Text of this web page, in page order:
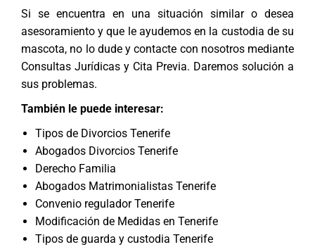
Si se encuentra en una situación similar o desea
asesoramiento y que le ayudemos en la custodia de su
mascota, no lo dude y contacte con nosotros mediante
Consultas Jurídicas y Cita Previa. Daremos solución a
sus problemas.
También le puede interesar:
Tipos de Divorcios Tenerife
Abogados Divorcios Tenerife
Derecho Familia
Abogados Matrimonialistas Tenerife
Convenio regulador Tenerife
Modificación de Medidas en Tenerife
Tipos de guarda y custodia Tenerife